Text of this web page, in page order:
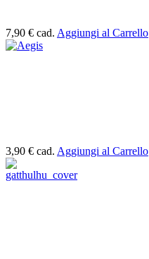
7,90 € cad. Aggiungi al Carrello
3,90 € cad. Aggiungi al Carrello